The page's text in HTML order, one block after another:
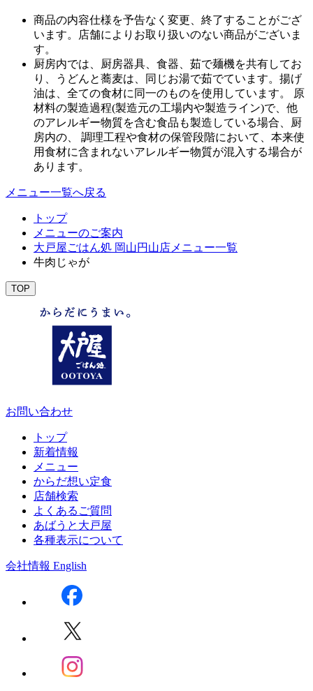
商品の内容仕様を予告なく変更、終了することがござ
います。店舗によりお取り扱いのない商品がございま
す。
厨房内では、厨房器具、食器、茹で麺機を共有してお
り、うどんと蕎麦は、同じお湯で茹でています。揚げ
油は、全ての食材に同一のものを使用しています。 原
材料の製造過程(製造元の工場内や製造ライン)で、他
のアレルギー物質を含む食品も製造している場合、厨
房内の、 調理工程や食材の保管段階において、本来使
用食材に含まれないアレルギー物質が混入する場合が
あります。
メニュー一覧へ戻る
トップ
メニューのご案内
大戸屋ごはん処 岡山円山店メニュー一覧
牛肉じゃが
TOP
お問い合わせ
トップ
新着情報
メニュー
からだ想い定食
店舗検索
よくあるご質問
あばうと大戸屋
各種表示について
会社情報 English